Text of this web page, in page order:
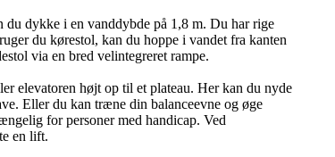
du dykke i en vanddybde på 1,8 m. Du har rige
du kørestol, kan du hoppe i vandet fra kanten
via en bred velintegreret rampe.
elevatoren højt op til et plateau. Her kan du nyde
Eller du kan træne din balanceevne og øge
for personer med handicap. Ved
en lift.